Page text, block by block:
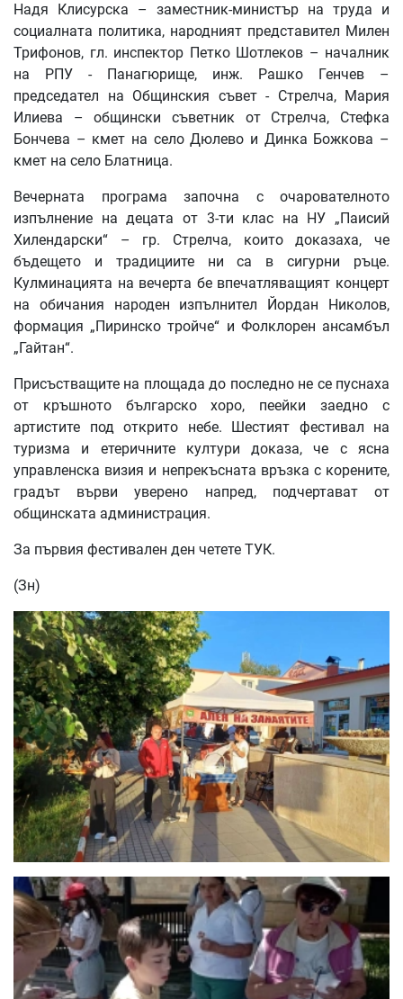
Надя Клисурска – заместник-министър на труда и
социалната политика, народният представител Милен
Трифонов, гл. инспектор Петко Шотлеков – началник
на РПУ - Панагюрище, инж. Рашко Генчев –
председател на Общинския съвет - Стрелча, Мария
Илиева – общински съветник от Стрелча, Стефка
Бончева – кмет на село Дюлево и Динка Божкова –
кмет на село Блатница.
Вечерната програма започна с очарователното
изпълнение на децата от 3-ти клас на НУ „Паисий
Хилендарски“ – гр. Стрелча, които доказаха, че
бъдещето и традициите ни са в сигурни ръце.
Кулминацията на вечерта бе впечатляващият концерт
на обичания народен изпълнител Йордан Николов,
формация „Пиринско тройче“ и Фолклорен ансамбъл
„Гайтан“.
Присъстващите на площада до последно не се пуснаха
от кръшното българско хоро, пеейки заедно с
артистите под открито небе. Шестият фестивал на
туризма и етеричните култури доказа, че с ясна
управленска визия и непрекъсната връзка с корените,
градът върви уверено напред, подчертават от
общинската администрация.
За първия фестивален ден четете ТУК.
(Зн)